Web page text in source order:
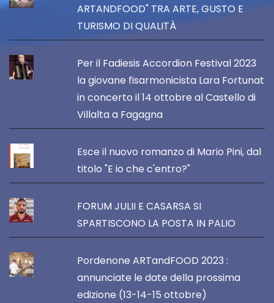
ARTANDFOOD" TRA ARTE, GUSTO E
TURISMO DI QUALITÀ
Per il Fadiesis Accordion Festival 2023
la giovane fisarmonicista Lara Fortunat
in concerto il 14 ottobre al Castello di
Villalta a Fagagna
Esce il nuovo romanzo di Mario Pini, dal
titolo "E io che c'entro?"
FORUM JULII E CASARSA SI
SPARTISCONO LA POSTA IN PALIO
Pordenone ARTandFOOD 2023 :
annunciate le date della prossima
edizione (13-14-15 ottobre)